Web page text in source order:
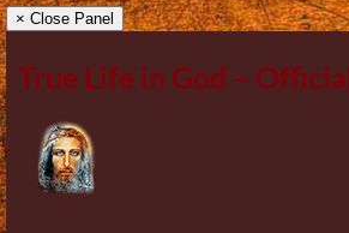
× Close Panel
True Life in God –